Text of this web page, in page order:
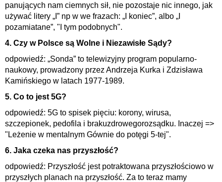
panujących nam ciemnych sił, nie pozostaje nic innego, jak
używać litery „I” np w we frazach: „I koniec”, albo „I
pozamiatane”, "I tym podobnych".
4. Czy w Polsce są Wolne i Niezawisłe Sądy?
odpowiedź: „Sonda” to telewizyjny program popularno-
naukowy, prowadzony przez Andrzeja Kurka i Zdzisława
Kamińskiego w latach 1977-1989.
5. Co to jest 5G?
odpowiedź: 5G to spisek pięciu: korony, wirusa,
szczepionek, pedofila i brakuzdrowegorozsądku. Inaczej =>
"Leżenie w mentalnym Gównie do potęgi 5-tej".
6. Jaka czeka nas przyszłość?
odpowiedź: Przyszłość jest potraktowana przyszłościowo w
przyszłych planach na przyszłość. Za to teraz mamy